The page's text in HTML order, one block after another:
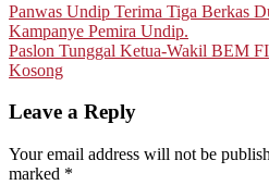
Post
navigation
Panwas Undip Terima Tiga Berkas
Kampanye Pemira Undip.
Paslon Tunggal Ketua-Wakil BEM
Kosong
Leave a Reply
Your email address will not be
marked *